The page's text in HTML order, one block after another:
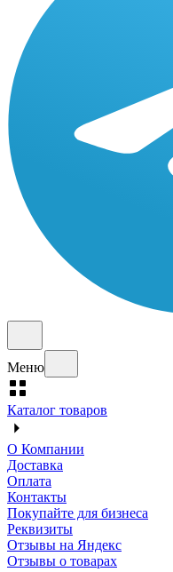
Меню
Каталог товаров
О Компании
Доставка
Оплата
Контакты
Покупайте для бизнеса
Реквизиты
Отзывы на Яндекс
Отзывы о товарах